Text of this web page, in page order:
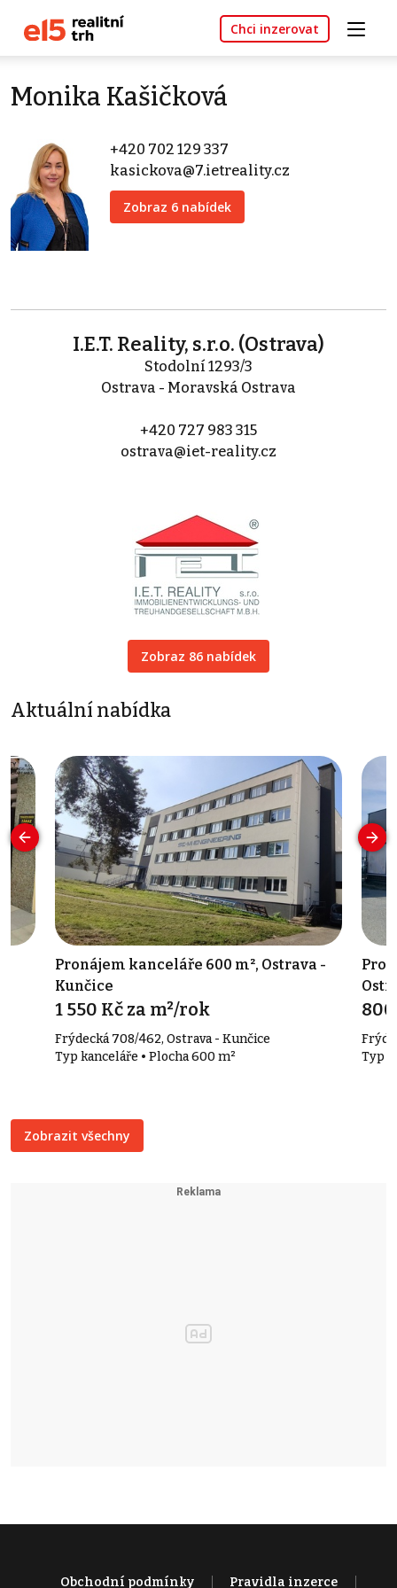
Chci inzerovat
Monika Kašičková
+420 702 129 337
kasickova@7.ietreality.cz
Zobraz 6 nabídek
I.E.T. Reality, s.r.o. (Ostrava)
Stodolní 1293/3
Ostrava - Moravská Ostrava
+420 727 983 315
ostrava@iet-reality.cz
Zobraz 86 nabídek
Aktuální nabídka
Pronájem kanceláře 600 m², Ostrava -
Kunčice
1 550 Kč za m²/rok
Frýdecká 708/462, Ostrava - Kunčice
Typ kanceláře • Plocha 600 m²
Typ
Zobrazit všechny
Obchodní podmínky Pravidla inzerce